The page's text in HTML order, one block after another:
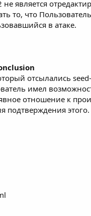
то, что
в атаке.
отсылались
имел
отношение к
подтверждения этого.